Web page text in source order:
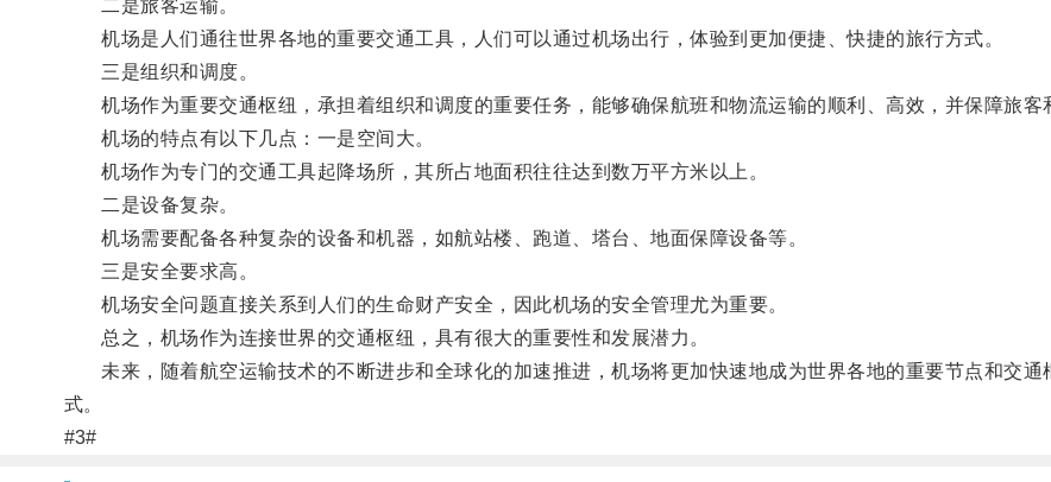
二是旅客运输。
机场是人们通往世界各地的重要交通工具，人们可以通过机场出行，体验到更加便捷、快捷的旅行方式。
三是组织和调度。
机场作为重要交通枢纽，承担着组织和调度的重要任务，能够确保航班和物流运输的顺利、高效，并保障旅客
机场的特点有以下几点：一是空间大。
机场作为专门的交通工具起降场所，其所占地面积往往达到数万平方米以上。
二是设备复杂。
机场需要配备各种复杂的设备和机器，如航站楼、跑道、塔台、地面保障设备等。
三是安全要求高。
机场安全问题直接关系到人们的生命财产安全，因此机场的安全管理尤为重要。
总之，机场作为连接世界的交通枢纽，具有很大的重要性和发展潜力。
未来，随着航空运输技术的不断进步和全球化的加速推进，机场将更加快速地成为世界各地的重要节点和交通
式。
#3#